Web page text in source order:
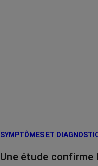
SYMPTÔMES ET
Une étude